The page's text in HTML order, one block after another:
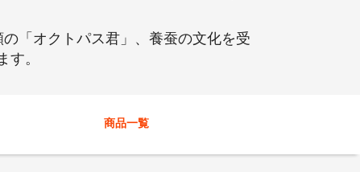
「オクトパス君」、養蚕の文化を受
。
商品一覧